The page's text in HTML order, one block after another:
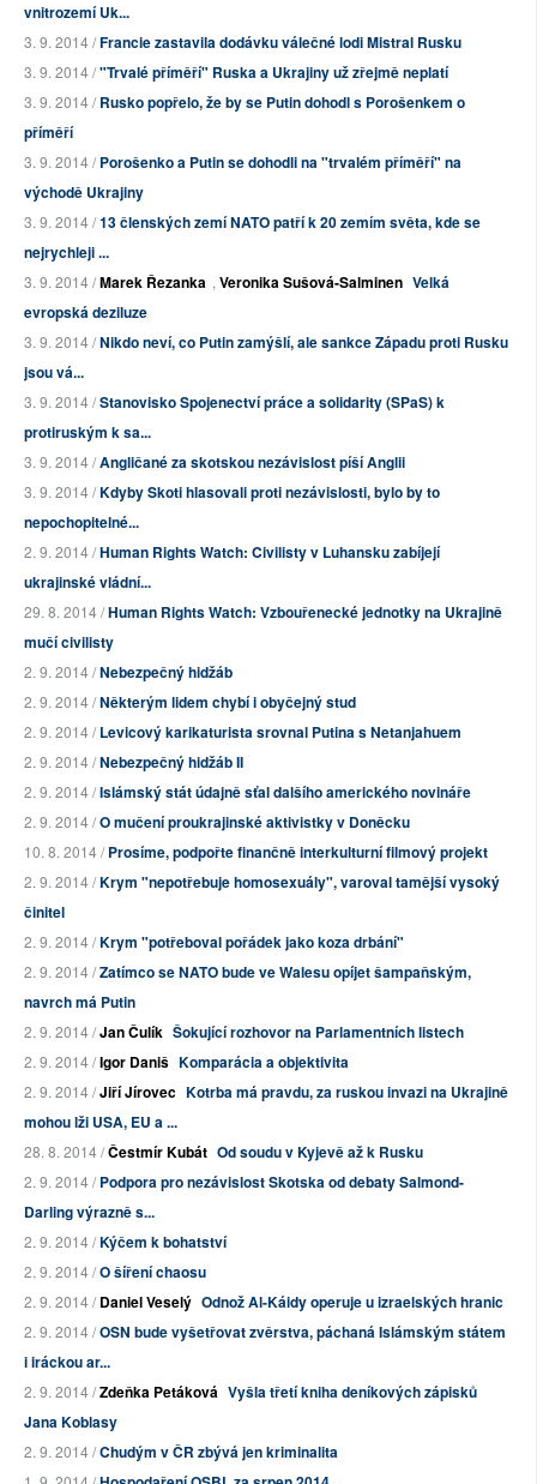
vnitrozemí Uk...
3. 9. 2014 /Francie zastavila dodávku válečné lodi Mistral Rusku
3. 9. 2014 /"Trvalé příměří" Ruska a Ukrajiny už zřejmě neplatí
3. 9. 2014 /Rusko popřelo, že by se Putin dohodl s Porošenkem o
příměří
3. 9. 2014 /Porošenko a Putin se dohodli na "trvalém příměří" na
východě Ukrajiny
3. 9. 2014 /13 členských zemí NATO patří k 20 zemím světa, kde se
nejrychleji ...
3. 9. 2014 /Marek Řezanka , Veronika Sušová-Salminen Velká
evropská deziluze
3. 9. 2014 /Nikdo neví, co Putin zamýšlí, ale sankce Západu proti Rusku
jsou vá...
3. 9. 2014 /Stanovisko Spojenectví práce a solidarity (SPaS) k
protiruským k sa...
3. 9. 2014 /Angličané za skotskou nezávislost píší Anglii
3. 9. 2014 /Kdyby Skoti hlasovali proti nezávislosti, bylo by to
nepochopitelné...
2. 9. 2014 /Human Rights Watch: Civilisty v Luhansku zabíjejí
ukrajinské vládní...
29. 8. 2014 /Human Rights Watch: Vzbouřenecké jednotky na Ukrajině
mučí civilisty
2. 9. 2014 /Nebezpečný hidžáb
2. 9. 2014 /Některým lidem chybí i obyčejný stud
2. 9. 2014 /Levicový karikaturista srovnal Putina s Netanjahuem
2. 9. 2014 /Nebezpečný hidžáb II
2. 9. 2014 /Islámský stát údajně sťal dalšího amerického novináře
2. 9. 2014 /O mučení proukrajinské aktivistky v Doněcku
10. 8. 2014 /Prosíme, podpořte finančně interkulturní filmový projekt
2. 9. 2014 /Krym "nepotřebuje homosexuály", varoval tamější vysoký
činitel
2. 9. 2014 /Krym "potřeboval pořádek jako koza drbání"
2. 9. 2014 /Zatímco se NATO bude ve Walesu opíjet šampaňským,
navrch má Putin
2. 9. 2014 /Jan Čulík Šokující rozhovor na Parlamentních listech
2. 9. 2014 /Igor Daniš Komparácia a objektivita
2. 9. 2014 /Jiří Jírovec Kotrba má pravdu, za ruskou invazi na Ukrajině
mohou lži USA, EU a ...
28. 8. 2014 /Čestmír Kubát Od soudu v Kyjevě až k Rusku
2. 9. 2014 /Podpora pro nezávislost Skotska od debaty Salmond-
Darling výrazně s...
2. 9. 2014 /Kýčem k bohatství
2. 9. 2014 /O šíření chaosu
2. 9. 2014 /Daniel Veselý Odnož Al-Káidy operuje u izraelských hranic
2. 9. 2014 /OSN bude vyšetřovat zvěrstva, páchaná Islámským státem
i iráckou ar...
2. 9. 2014 /Zdeňka Petáková Vyšla třetí kniha deníkových zápisků
Jana Koblasy
2. 9. 2014 /Chudým v ČR zbývá jen kriminalita